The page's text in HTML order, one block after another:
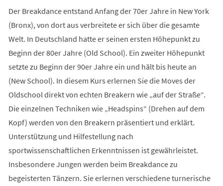
Der Breakdance entstand Anfang der 70er Jahre in New York
(Bronx), von dort aus verbreitete er sich über die gesamte
Welt. In Deutschland hatte er seinen ersten Höhepunkt zu
Beginn der 80er Jahre (Old School). Ein zweiter Höhepunkt
setzte zu Beginn der 90er Jahre ein und hält bis heute an
(New School). In diesem Kurs erlernen Sie die Moves der
Oldschool direkt von echten Breakern wie „auf der Straße“.
Die einzelnen Techniken wie „Headspins“ (Drehen auf dem
Kopf) werden von den Breakern präsentiert und erklärt.
Unterstützung und Hilfestellung nach
sportwissenschaftlichen Erkenntnissen ist gewährleistet.
Insbesondere Jungen werden beim Breakdance zu
begeisterten Tänzern. Sie erlernen verschiedene turnerische